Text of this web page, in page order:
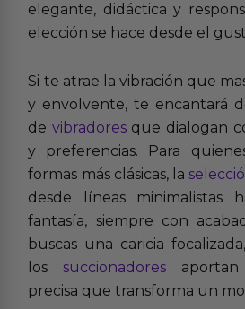
elegante, didáctica y
elección se hace desde el
Si te atrae la vibración que
y envolvente, te encantará
de vibradoresque dialogan
y preferencias. Para
formas más clásicas, la
desde líneas minimalistas
fantasía, siempre con
buscas una caricia
lossuccionadores aportan
precisa que transforma un